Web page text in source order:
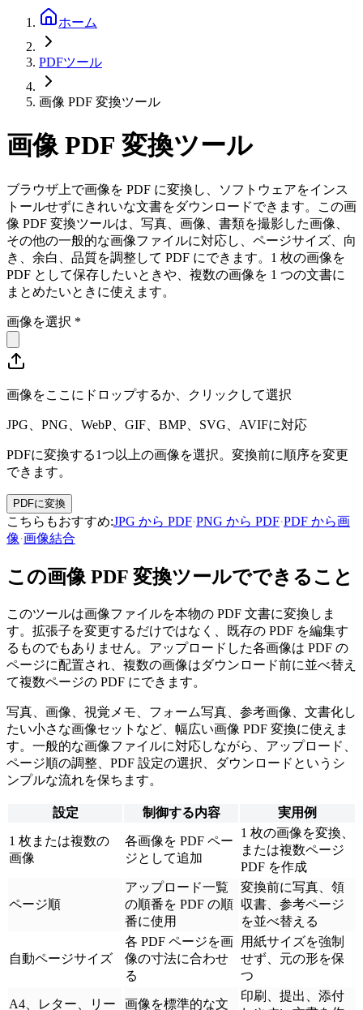
ホーム
PDFツール
画像 PDF 変換ツール
画像 PDF 変換ツール
ブラウザ上で画像を PDF に変換し、ソフトウェアをインス
トールせずにきれいな文書をダウンロードできます。この画
像 PDF 変換ツールは、写真、画像、書類を撮影した画像、
その他の一般的な画像ファイルに対応し、ページサイズ、向
き、余白、品質を調整して PDF にできます。1 枚の画像を
PDF として保存したいときや、複数の画像を 1 つの文書に
まとめたいときに使えます。
画像を選択 *
画像をここにドロップするか、クリックして選択
JPG、PNG、WebP、GIF、BMP、SVG、AVIFに対応
PDFに変換する1つ以上の画像を選択。変換前に順序を変更
できます。
PDFに変換
こちらもおすすめ:JPG から PDF·PNG から PDF·PDF から画
像·画像結合
この画像 PDF 変換ツールでできること
このツールは画像ファイルを本物の PDF 文書に変換しま
す。拡張子を変更するだけではなく、既存の PDF を編集す
るものでもありません。アップロードした各画像は PDF の
ページに配置され、複数の画像はダウンロード前に並べ替え
て複数ページの PDF にできます。
写真、画像、視覚メモ、フォーム写真、参考画像、文書化し
たい小さな画像セットなど、幅広い画像 PDF 変換に使えま
す。一般的な画像ファイルに対応しながら、アップロード、
ページ順の調整、PDF 設定の選択、ダウンロードというシ
ンプルな流れを保ちます。
設定 制御する内容 実用例
1 枚または複数の
画像
各画像を PDF ペー
ジとして追加
1 枚の画像を変換、
または複数ページ
PDF を作成
ページ順
アップロード一覧
の順番を PDF の順
番に使用
変換前に写真、領
収書、参考ページ
を並べ替える
自動ページサイズ
各 PDF ページを画
像の寸法に合わせ
る
用紙サイズを強制
せず、元の形を保
つ
A4、レター、リー
画像を標準的な文
印刷、提出、添付